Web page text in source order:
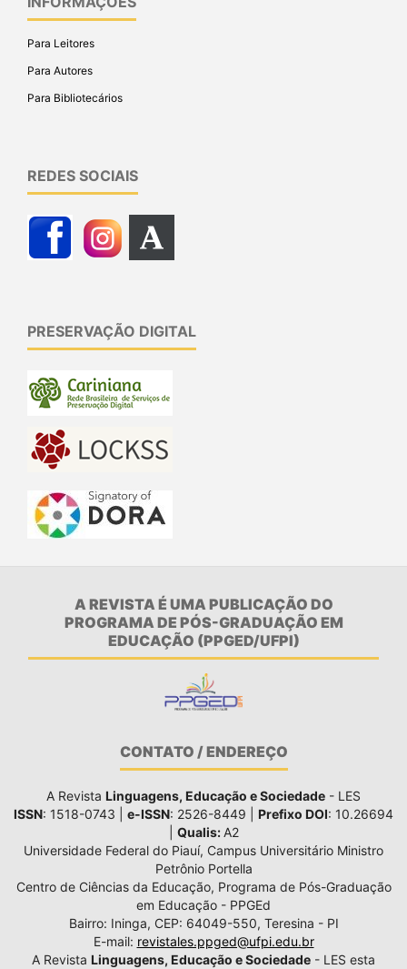
Para Leitores
Para Autores
Para Bibliotecários
REDES SOCIAIS
PRESERVAÇÃO DIGITAL
A REVISTA É UMA PUBLICAÇÃO DO
PROGRAMA DE PÓS-GRADUAÇÃO EM
EDUCAÇÃO (PPGED/UFPI)
CONTATO / ENDEREÇO
A Revista Linguagens, Educação e Sociedade - LES
ISSN: 1518-0743 | e-ISSN: 2526-8449 | Prefixo DOI: 10.26694
Qualis: A2
Universidade Federal do Piauí, Campus Universitário Ministro
Petrônio Portella
Centro de Ciências da Educação, Programa de Pós-Graduação
em Educação - PPGEd
Bairro: Ininga, CEP: 64049-550, Teresina - PI
E-mail: revistales.ppged@ufpi.edu.br
A Revista Linguagens, Educação e Sociedade - LES esta